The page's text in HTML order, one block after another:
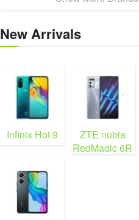
New Arrivals
Infinix Hot 9
ZTE nubia
RedMagic 6R